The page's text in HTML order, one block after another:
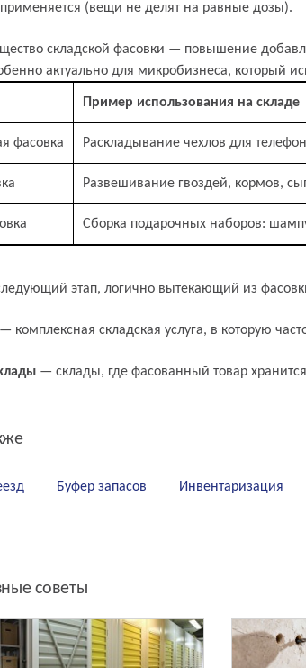
применяется (вещи не делят на равные дозы).
складской фасовки — повышение
актуально для микробизнеса, который
Пример использования на складе
фасовка Раскладывание чехлов для
Развешивание гвоздей, кормов,
Сборка подарочных наборов:
и понятия
этап, логично вытекающий из
— комплексная складская услуга, в которую
— склады, где фасованный товар
Буфер запасов Инвентаризация
советы